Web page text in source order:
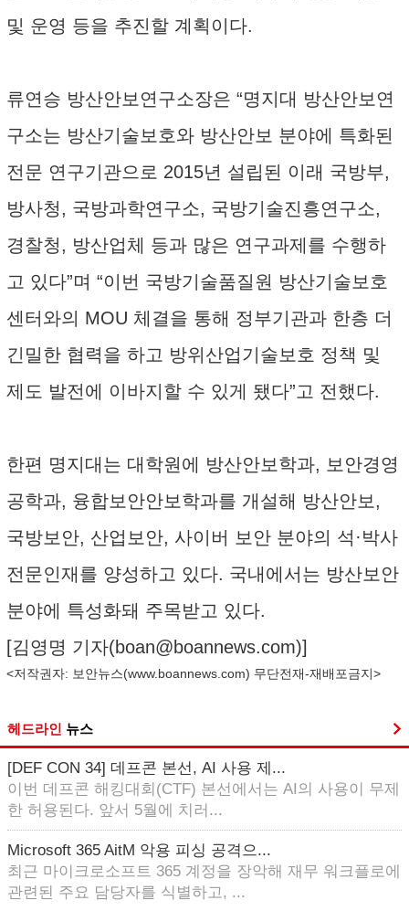
및 운영 등을 추진할 계획이다.
류연승 방산안보연구소장은 “명지대 방산안보연
구소는 방산기술보호와 방산안보 분야에 특화된
전문 연구기관으로 2015년 설립된 이래 국방부,
방사청, 국방과학연구소, 국방기술진흥연구소,
경찰청, 방산업체 등과 많은 연구과제를 수행하
고 있다”며 “이번 국방기술품질원 방산기술보호
센터와의 MOU 체결을 통해 정부기관과 한층 더
긴밀한 협력을 하고 방위산업기술보호 정책 및
제도 발전에 이바지할 수 있게 됐다”고 전했다.
한편 명지대는 대학원에 방산안보학과, 보안경영
공학과, 융합보안안보학과를 개설해 방산안보,
국방보안, 산업보안, 사이버 보안 분야의 석·박사
전문인재를 양성하고 있다. 국내에서는 방산보안
분야에 특성화돼 주목받고 있다.
[김영명 기자(boan@boannews.com)]
<저작권자: 보안뉴스(www.boannews.com) 무단전재-재배포금지>
헤드라인 뉴스
[DEF CON 34] 데프콘 본선, AI 사용 제...
이번 데프콘 해킹대회(CTF) 본선에서는 AI의 사용이 무제
한 허용된다. 앞서 5월에 치러...
Microsoft 365 AitM 악용 피싱 공격으...
최근 마이크로소프트 365 계정을 장악해 재무 워크플로에
관련된 주요 담당자를 식별하고, ...